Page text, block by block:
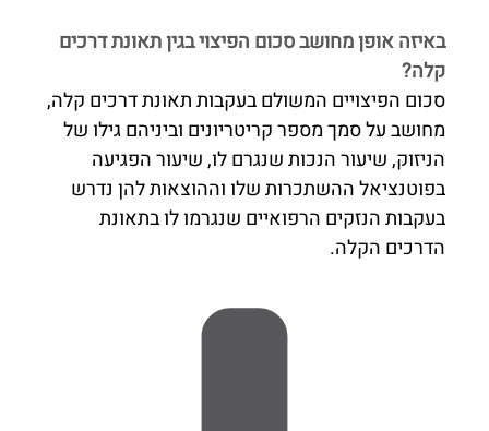
באיזה אופן מחושב סכום הפיצוי בגין תאונת דרכים
קלה?
סכום הפיצויים המשולם בעקבות תאונת דרכים קלה,
מחושב על סמך מספר קריטריונים וביניהם גילו של
הניזוק, שיעור הנכות שנגרם לו, שיעור הפגיעה
בפוטנציאל ההשתכרות שלו וההוצאות להן נדרש
בעקבות הנזקים הרפואיים שנגרמו לו בתאונת
הדרכים הקלה.